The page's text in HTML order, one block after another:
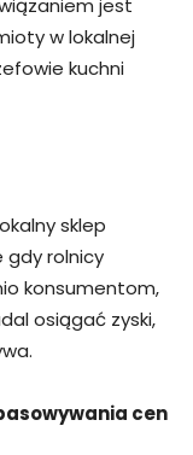
jest
w lokalnej
kuchni
sklep
gdy rolnicy
konsumentom,
osiągać zyski,
cen